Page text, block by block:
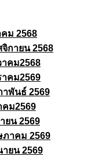
ม 2568
กายน 2568
คม2568
คม2569
าพันธ์ 2569
คม2569
ยน 2569
ภาคม 2569
ยน 2569